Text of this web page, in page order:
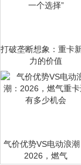
打破垄断想象：重卡
力的价值
气价优势VS电动浪潮
2026，燃气